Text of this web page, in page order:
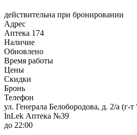
действительна при бронировании
Адрес
Аптека 174
Наличие
Обновлено
Время работы
Цены
Скидки
Бронь
Телефон
ул. Генерала Белобородова, д. 2/а (г-
InLek Аптека №39
до 22:00